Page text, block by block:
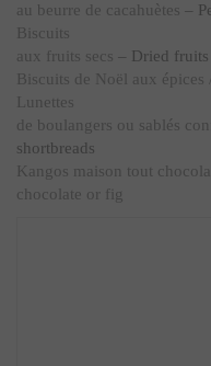
au beurre de cacahuètes –
Biscuits
aux fruits secs – Dried fruits
Biscuits de Noël aux
Lunettes
de boulangers ou sablés
shortbreads
Kangos maison tout
chocolate or fig